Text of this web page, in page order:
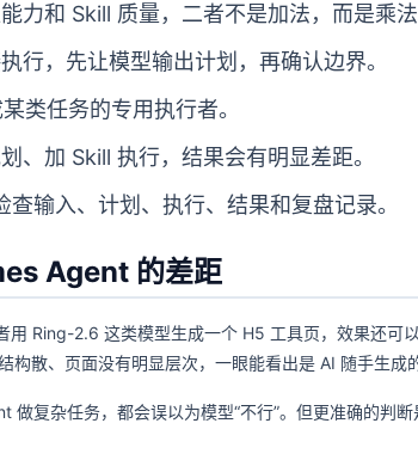
力和 Skill 质量，二者不是加法，而是乘法
行，先让模型输出计划，再确认边界。
类任务的专用执行者。
、加 Skill 执行，结果会有明显差距。
输入、计划、执行、结果和复盘记录。
Agent 的差距
用 Ring-2.6 这类模型生成一个 H5 工具页，效果还可
散、页面没有明显层次，一眼能看出是 AI 随手生成
做复杂任务，都会误以为模型“不行”。但更准确的判